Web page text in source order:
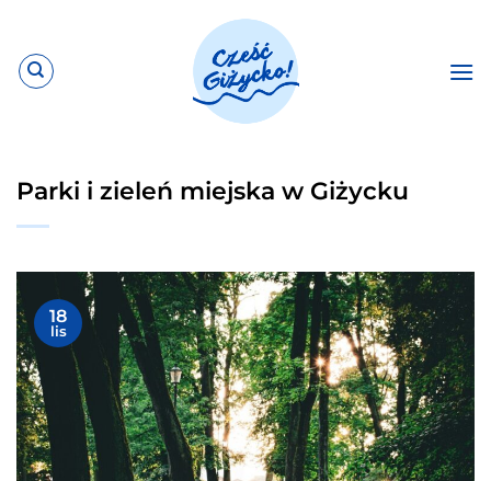
zawartości
Parki i zieleń miejska w Giżycku
18
lis